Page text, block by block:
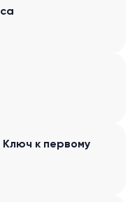
к первому